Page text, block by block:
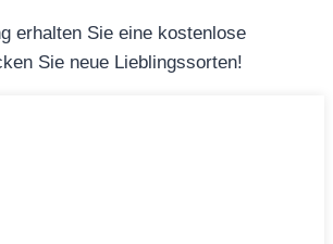
erhalten Sie eine kostenlose
Sie neue Lieblingssorten!